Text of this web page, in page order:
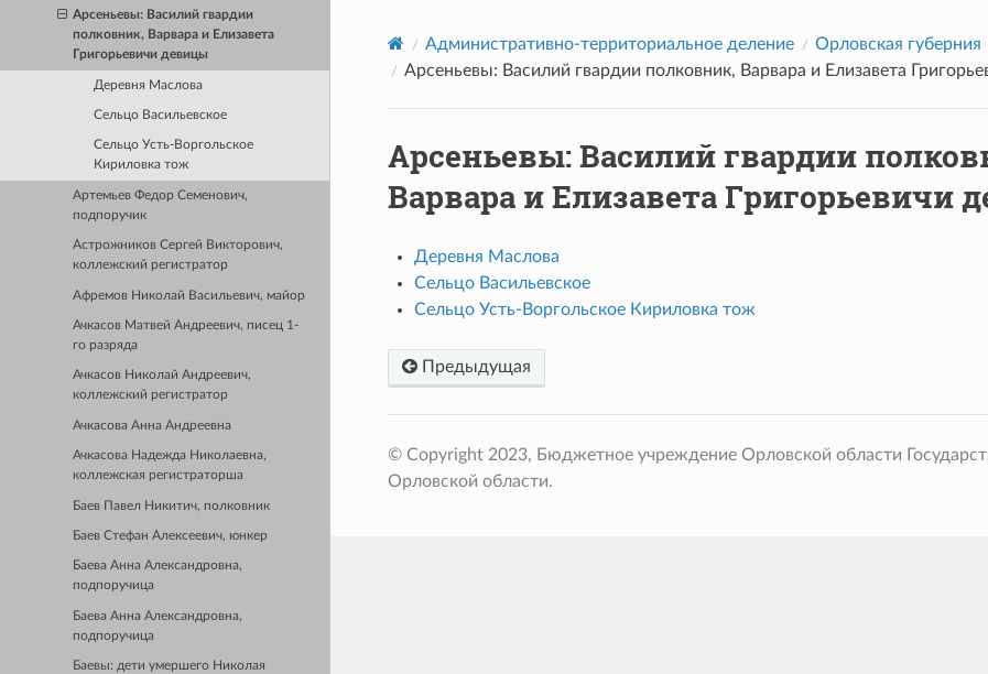
Арсеньевы: Василий гвардии
полковник, Варвара и Елизавета
Григорьевичи девицы
Деревня Маслова
Сельцо Васильевское
Сельцо Усть-Воргольское
Кириловка тож
Артемьев Федор Семенович,
подпоручик
Астрожников Сергей Викторович,
коллежский регистратор
Афремов Николай Васильевич, майор
Ачкасов Матвей Андреевич, писец 1-
го разряда
Ачкасов Николай Андреевич,
коллежский регистратор
Ачкасова Анна Андреевна
Ачкасова Надежда Николаевна,
коллежская регистраторша
Баев Павел Никитич, полковник
Баев Стефан Алексеевич, юнкер
Баева Анна Александровна,
подпоручица
Баева Анна Александровна,
подпоручица
Баевы: дети умершего Николая
Административно-территориальное деление Орловская губерния
Арсеньевы: Василий гвардии полковник, Варвара и Елизавета
Арсеньевы: Василий гвардии
Варвара и Елизавета Григорьевичи
Деревня Маслова
Сельцо Васильевское
Сельцо Усть-Воргольское Кириловка тож
Предыдущая
© Copyright 2023, Бюджетное учреждение Орловской области
Орловской области.